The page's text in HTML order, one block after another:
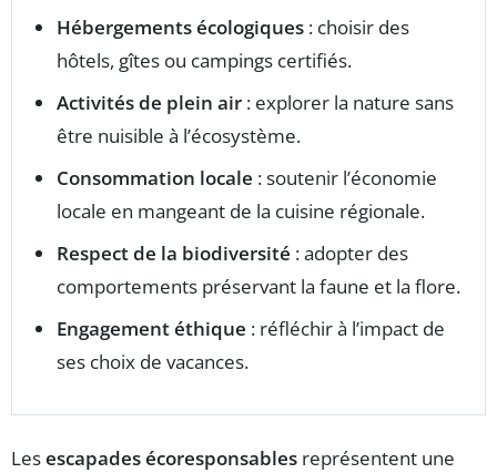
Hébergements écologiques : choisir des
hôtels, gîtes ou campings certifiés.
Activités de plein air : explorer la nature sans
être nuisible à l’écosystème.
Consommation locale : soutenir l’économie
locale en mangeant de la cuisine régionale.
Respect de la biodiversité : adopter des
comportements préservant la faune et la flore.
Engagement éthique : réfléchir à l’impact de
ses choix de vacances.
Lesescapades écoresponsables représentent une